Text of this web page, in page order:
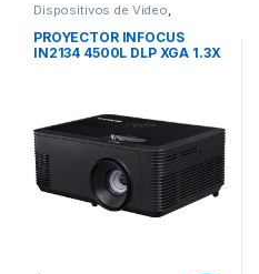
Dispositivos de Video
Proyectores
PROYECTOR INFOCUS
IN2134 4500L DLP XGA 1.3X